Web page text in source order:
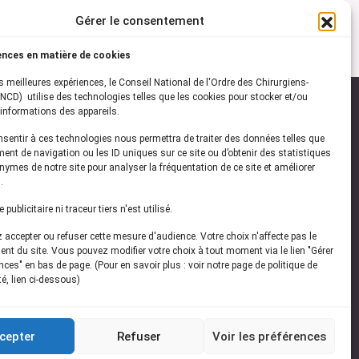
Gérer le consentement
en matière de cookies
meilleures expériences, le Conseil National de l'Ordre des Chirurgiens-
utilise des technologies telles que les cookies pour stocker et/ou
des appareils.
à ces technologies nous permettra de traiter des données telles que
de navigation ou les ID uniques sur ce site ou d’obtenir des statistiques
de notre site pour analyser la fréquentation de ce site et améliorer
publicitaire ni traceur tiers n'est utilisé.
accepter ou refuser cette mesure d'audience. Votre choix n'affecte pas le
du site. Vous pouvez modifier votre choix à tout moment via le lien "Gérer
en bas de page. (Pour en savoir plus : voir notre page de politique de
lien ci-dessous)
Refuser Voir les préférences
vous à notrenewsletter
les dernières actualités de l'ONCD